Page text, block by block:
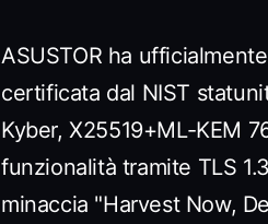
ASUSTOR ha
certificata dal NIST
Kyber, X25519+ML-KEM
funzionalità tramite TLS
minaccia "Harvest Now,